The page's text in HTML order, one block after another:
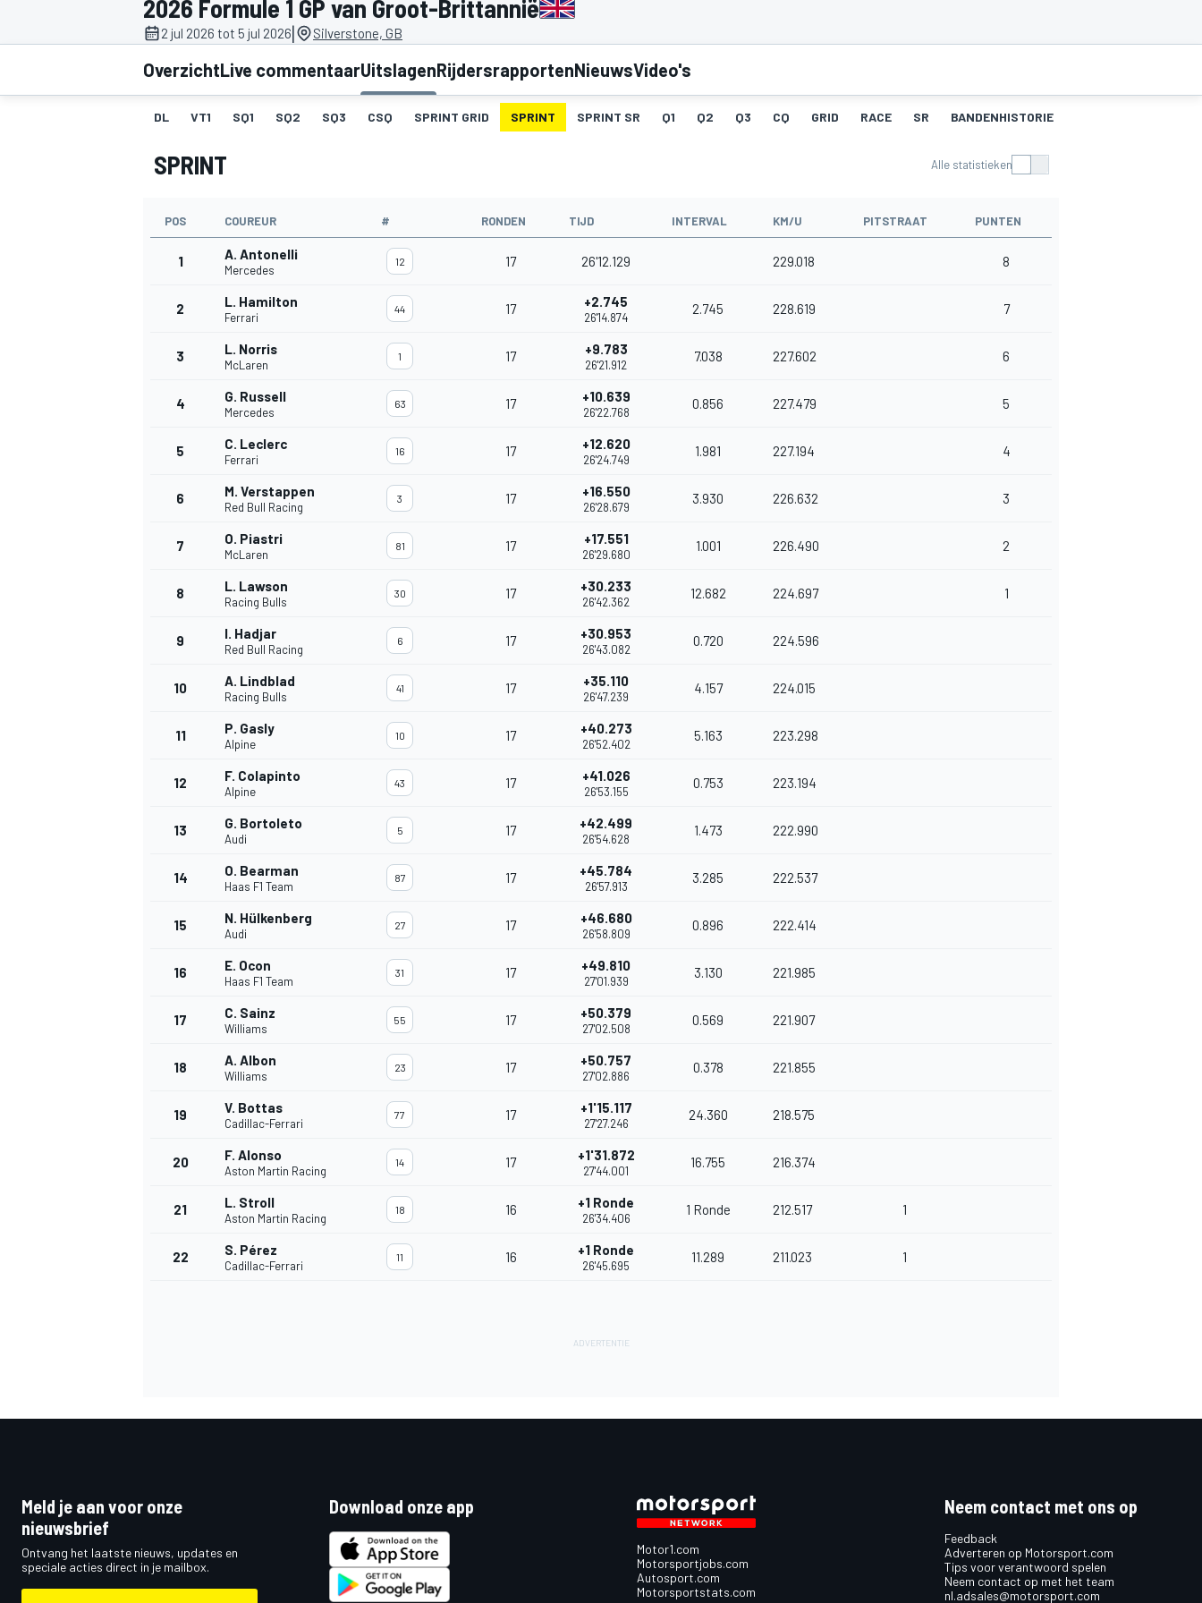
2026 Formule 1 GP van Groot-Brittannië
2 jul 2026 tot 5 jul 2026| Silverstone, GB
OverzichtLive commentaarUitslagenRijdersrapportenNieuwsVideo's
DL VT1 SQ1 SQ2 SQ3 CSQ SPRINT GRID SPRINT SPRINT SR Q1 Q2 Q3 CQ GRID RACE SR BANDENHISTORIE
SPRINT Alle statistieken
POS COUREUR # RONDEN TIJD INTERVAL KM/U PITSTRAAT PUNTEN
1 A. Antonelli
Mercedes
12 17 26'12.129 229.018 8
2 L. Hamilton
Ferrari
44 17 +2.745
26'14.874
2.745 228.619 7
3 L. Norris
McLaren
1 17 +9.783
26'21.912
7.038 227.602 6
4 G. Russell
Mercedes
63 17 +10.639
26'22.768
0.856 227.479 5
5 C. Leclerc
Ferrari
16 17 +12.620
26'24.749
1.981 227.194 4
6 M. Verstappen
Red Bull Racing
3 17 +16.550
26'28.679
3.930 226.632 3
7 O. Piastri
McLaren
81 17 +17.551
26'29.680
1.001 226.490 2
8 L. Lawson
Racing Bulls
30 17 +30.233
26'42.362
12.682 224.697 1
9 I. Hadjar
Red Bull Racing
6 17 +30.953
26'43.082
0.720 224.596
10 A. Lindblad
Racing Bulls
41 17 +35.110
26'47.239
4.157 224.015
11 P. Gasly
Alpine
10 17 +40.273
26'52.402
5.163 223.298
12 F. Colapinto
Alpine
43 17 +41.026
26'53.155
0.753 223.194
13 G. Bortoleto
Audi
5 17 +42.499
26'54.628
1.473 222.990
14 O. Bearman
Haas F1 Team
87 17 +45.784
26'57.913
3.285 222.537
15 N. Hülkenberg
Audi
27 17 +46.680
26'58.809
0.896 222.414
16 E. Ocon
Haas F1 Team
31 17 +49.810
27'01.939
3.130 221.985
17 C. Sainz
Williams
55 17 +50.379
27'02.508
0.569 221.907
18 A. Albon
Williams
23 17 +50.757
27'02.886
0.378 221.855
19 V. Bottas
Cadillac-Ferrari
77 17 +1'15.117
27'27.246
24.360 218.575
20 F. Alonso
Aston Martin Racing
14 17 +1'31.872
27'44.001
16.755 216.374
21 L. Stroll
Aston Martin Racing
18 16 +1 Ronde
26'34.406
1 Ronde 212.517 1
22 S. Pérez
Cadillac-Ferrari
11 16 +1 Ronde
26'45.695
11.289 211.023 1
Meld je aan voor onze
nieuwsbrief
Ontvang het laatste nieuws, updates en
speciale acties direct in je mailbox.
Download onze app
Motor1.com
Motorsportjobs.com
Autosport.com
Motorsportstats.com
Neem contact met ons op
Feedback
Adverteren op Motorsport.com
Tips voor verantwoord spelen
Neem contact op met het team
nl.adsales@motorsport.com